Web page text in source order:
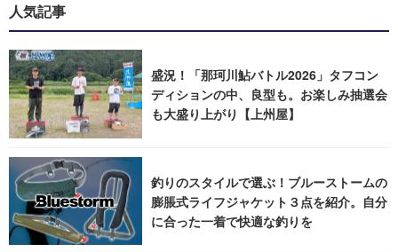
人気記事
盛況！「那珂川鮎バトル2026」タフコン
ディションの中、良型も。お楽しみ抽選会
も大盛り上がり【上州屋】
釣りのスタイルで選ぶ！ブルーストームの
膨脹式ライフジャケット３点を紹介。自分
に合った一着で快適な釣りを